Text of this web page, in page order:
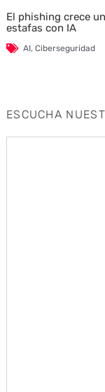
El phishing crece
estafas con IA
AI, Ciberseguridad
ESCUCHA